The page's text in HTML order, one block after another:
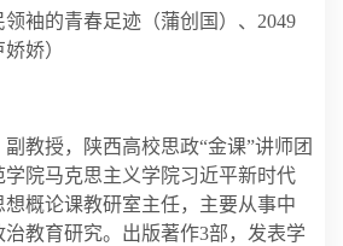
袖的青春足迹（蒲创国）、2049
娇）
教授，陕西高校思政“金课”讲师团
院马克思主义学院习近平新时代
概论课教研室主任，主要从事中
治教育研究。出版著作3部，发表学